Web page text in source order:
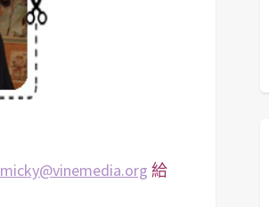
音
micky@vinemedia.org 給